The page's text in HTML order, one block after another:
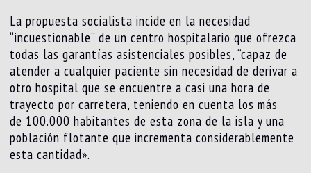
La propuesta socialista incide en la necesidad
“incuestionable” de un centro hospitalario que ofrezca
todas las garantías asistenciales posibles, “capaz de
atender a cualquier paciente sin necesidad de derivar a
otro hospital que se encuentre a casi una hora de
trayecto por carretera, teniendo en cuenta los más
de 100.000 habitantes de esta zona de la isla y una
población flotante que incrementa considerablemente
esta cantidad».